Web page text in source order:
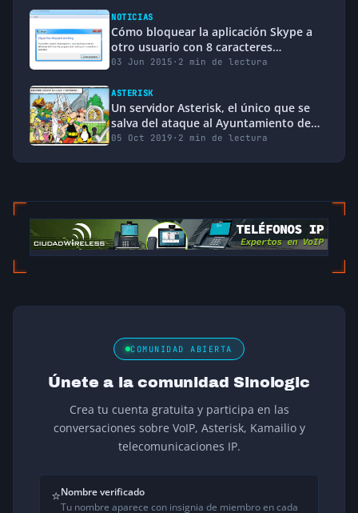
NOTICIAS
Cómo bloquear la aplicación Skype a
otro usuario con 8 caracteres
*Actualizado*
03 Jun 2015 · 2 min de lectura
ASTERISK
Un servidor Asterisk, el único que se
salva del ataque al Ayuntamiento de
Jeréz
05 Oct 2019 · 2 min de lectura
COMUNIDAD ABIERTA
Únete a la comunidad Sinologic
Crea tu cuenta gratuita y participa en las
conversaciones sobre VoIP, Asterisk, Kamailio y
telecomunicaciones IP.
⭐Nombre verificado
Tu nombre aparece con insignia de miembro en cada